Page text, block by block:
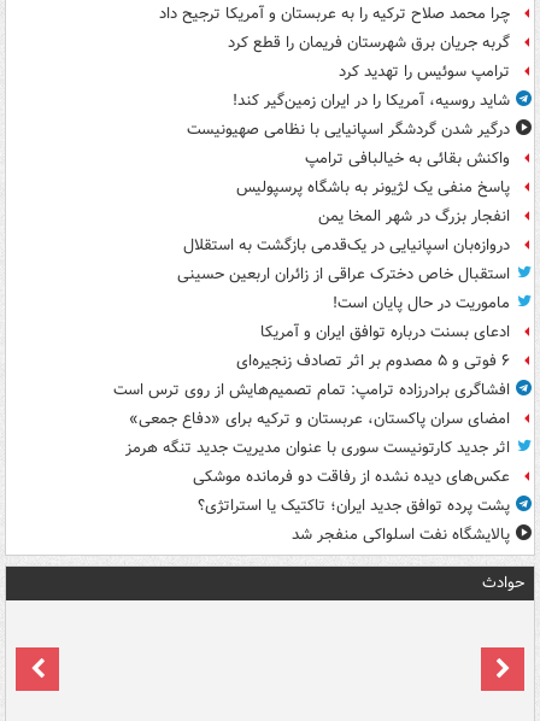
چرا محمد صلاح ترکیه را به عربستان و آمریکا ترجیح داد
گربه جریان برق شهرستان فریمان را قطع کرد
ترامپ سوئیس را تهدید کرد
شاید روسیه، آمریکا را در ایران زمین‌گیر کند!
درگیر شدن گردشگر اسپانیایی با نظامی صهیونیست
واکنش بقائی به خیالبافی ترامپ
پاسخ منفی یک لژیونر به باشگاه پرسپولیس
انفجار بزرگ در شهر المخا یمن
دروازه‌بان اسپانیایی در یک‌قدمی بازگشت به استقلال
استقبال خاص دخترک عراقی از زائران اربعین حسینی
ماموریت در حال پایان است!
ادعای بسنت درباره توافق ایران و آمریکا
۶ فوتی و ۵ مصدوم بر اثر تصادف زنجیره‌ای
افشاگری برادرزاده ترامپ: تمام تصمیم‌هایش از روی ترس است
امضای سران پاکستان، عربستان و ترکیه برای «دفاع جمعی»
اثر جدید کارتونیست سوری با عنوان مدیریت جدید تنگه هرمز
عکس‌های دیده نشده از رفاقت دو فرمانده‌ موشکی
پشت پرده توافق جدید ایران؛ تاکتیک یا استراتژی؟
پالایشگاه نفت اسلواکی منفجر شد
حوادث